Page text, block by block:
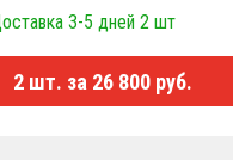
3-5 дней 2 шт
2 шт. за 26 800 руб.